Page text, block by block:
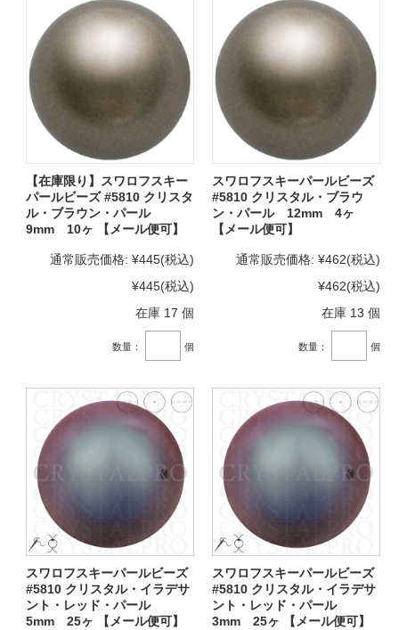
【在庫限り】スワロフスキー
パールビーズ #5810 クリスタ
ル・ブラウン・パール
9mm 10ヶ 【メール便可】
通常販売価格: ¥445(税込)
¥445(税込)
在庫 17 個
数量： 個
スワロフスキーパールビーズ
#5810 クリスタル・ブラウ
ン・パール 12mm 4ヶ
【メール便可】
通常販売価格: ¥462(税込)
¥462(税込)
在庫 13 個
数量： 個
スワロフスキーパールビーズ
#5810 クリスタル・イラデサ
ント・レッド・パール
5mm 25ヶ 【メール便可】
スワロフスキーパールビーズ
#5810 クリスタル・イラデサ
ント・レッド・パール
3mm 25ヶ 【メール便可】